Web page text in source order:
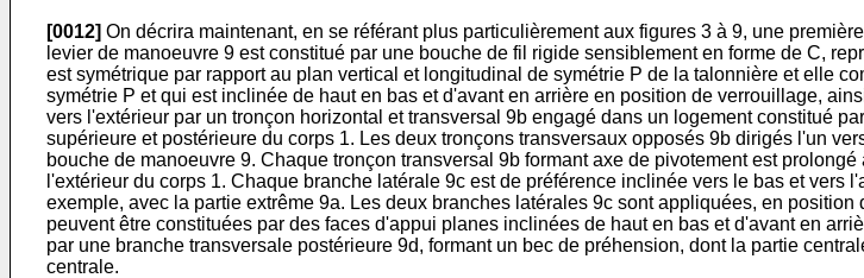
[0012] On décrira maintenant, en se référant plus particulièrement aux figures 3 à 9, une
levier de manoeuvre 9 est constitué par une bouche de fil rigide sensiblement en forme de C,
est symétrique par rapport au plan vertical et longitudinal de symétrie P de la talonnière et elle
symétrie P et qui est inclinée de haut en bas et d'avant en arrière en position de verrouillage,
vers l'extérieur par un tronçon horizontal et transversal 9b engagé dans un logement constitué
supérieure et postérieure du corps 1. Les deux tronçons transversaux opposés 9b dirigés l'un
bouche de manoeuvre 9. Chaque tronçon transversal 9b formant axe de pivotement est
l'extérieur du corps 1. Chaque branche latérale 9c est de préférence inclinée vers le bas et vers
exemple, avec la partie extrême 9a. Les deux branches latérales 9c sont appliquées, en
peuvent être constituées par des faces d'appui planes inclinées de haut en bas et d'avant en
par une branche transversale postérieure 9d, formant un bec de préhension, dont la partie
centrale.